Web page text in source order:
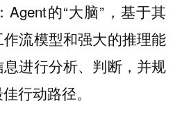
Agent的“大脑”，基于其
流模型和强大的推理能
进行分析、判断，并规
行动路径。